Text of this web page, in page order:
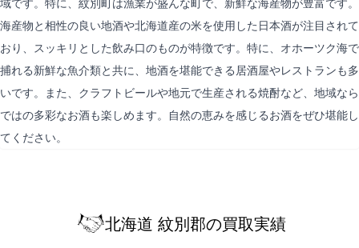
域です。特に、紋別町は漁業が盛んな町で、新鮮な海産物が豊富です。
海産物と相性の良い地酒や北海道産の米を使用した日本酒が注目されて
おり、スッキリとした飲み口のものが特徴です。特に、オホーツク海で
捕れる新鮮な魚介類と共に、地酒を堪能できる居酒屋やレストランも多
いです。また、クラフトビールや地元で生産される焼酎など、地域なら
ではの多彩なお酒も楽しめます。自然の恵みを感じるお酒をぜひ堪能し
てください。
北海道 紋別郡の買取実績